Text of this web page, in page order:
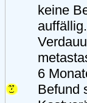
keine
6
Befund